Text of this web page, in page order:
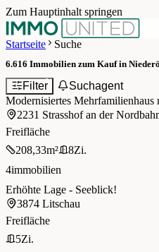
Zum Hauptinhalt springen
Startseite
Suche
6.616 Immobilien zum Kauf in
Filter1 Suchagent
Modernisiertes
2231 Strasshof an der
Freifläche
208,33m² 8Zi.
4immobilien
Erhöhte Lage - Seeblick!
3874 Litschau
Freifläche
5Zi.